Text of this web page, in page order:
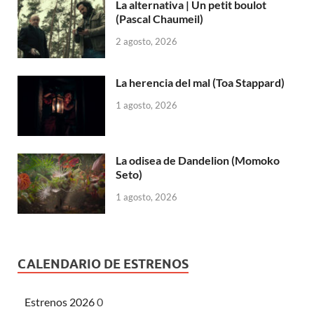
La alternativa | Un petit boulot
(Pascal Chaumeil)
2 agosto, 2026
La herencia del mal (Toa Stappard)
1 agosto, 2026
La odisea de Dandelion (Momoko
Seto)
1 agosto, 2026
CALENDARIO DE ESTRENOS
Estrenos 20260